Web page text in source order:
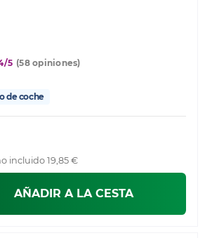
5 (58 opiniones)
de coche
incluido 19,85 €
AÑADIR A LA CESTA